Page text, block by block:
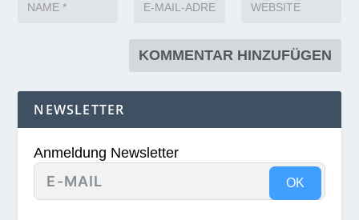
NEWSLETTER
Anmeldung Newsletter
OK